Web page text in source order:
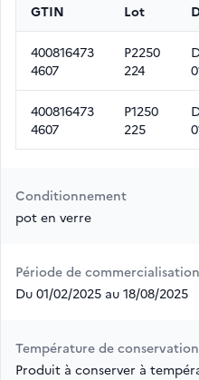
GTIN Lot
400816473
4607
P2250
224
400816473
4607
P1250
225
Conditionnement
pot en verre
Période de commercialisation
Du 01/02/2025 au 18/08/2025
Température de conservation
Produit à conserver à